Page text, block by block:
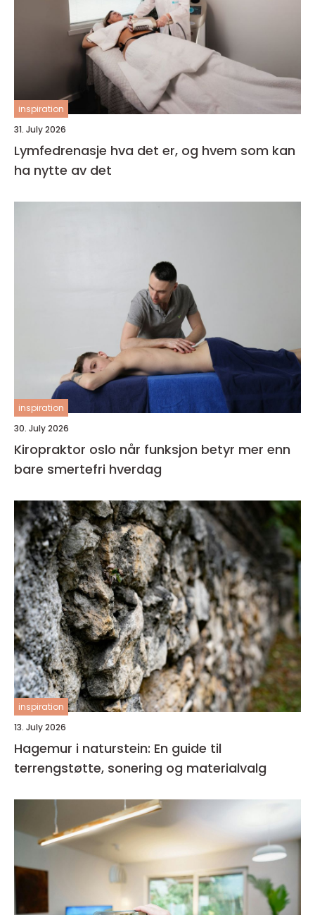
inspiration
31. July 2026
Lymfedrenasje hva det er, og hvem som kan
ha nytte av det
inspiration
30. July 2026
Kiropraktor oslo når funksjon betyr mer enn
bare smertefri hverdag
inspiration
13. July 2026
Hagemur i naturstein: En guide til
terrengstøtte, sonering og materialvalg